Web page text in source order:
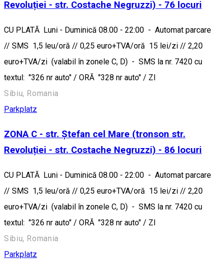
Revoluției - str. Costache Negruzzi) - 76 locuri
CU PLATĂ Luni - Duminică 08.00 - 22:00 - Automat parcare
// SMS 1,5 leu/oră // 0,25 euro+TVA/oră 15 lei/zi // 2,20
euro+TVA/zi (valabil în zonele C, D) - SMS la nr. 7420 cu
textul: "326 nr auto" / ORĂ "328 nr auto" / ZI
Sibiu, Romania
Parkplatz
ZONA C - str. Ștefan cel Mare (tronson str.
Revoluției - str. Costache Negruzzi) - 86 locuri
CU PLATĂ Luni - Duminică 08.00 - 22:00 - Automat parcare
// SMS 1,5 leu/oră // 0,25 euro+TVA/oră 15 lei/zi // 2,20
euro+TVA/zi (valabil în zonele C, D) - SMS la nr. 7420 cu
textul: "326 nr auto" / ORĂ "328 nr auto" / ZI
Sibiu, Romania
Parkplatz